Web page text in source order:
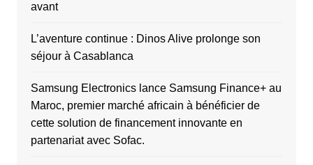
avant
L’aventure continue : Dinos Alive prolonge son
séjour à Casablanca
Samsung Electronics lance Samsung Finance+ au
Maroc, premier marché africain à bénéficier de
cette solution de financement innovante en
partenariat avec Sofac.